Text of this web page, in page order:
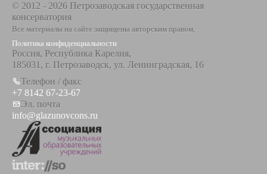
© 2012 - 2026 Петрозаводская государственная
консерватория
Все материалы на сайте защищены авторским правом,
Политика конфиденциальности
Россия, Республика Карелия,
185031, г. Петрозаводск, ул. Ленинградская, 16
Телефон / факс
+7 8142 67-23-67
Эл. почта
info@glazunovcons.ru